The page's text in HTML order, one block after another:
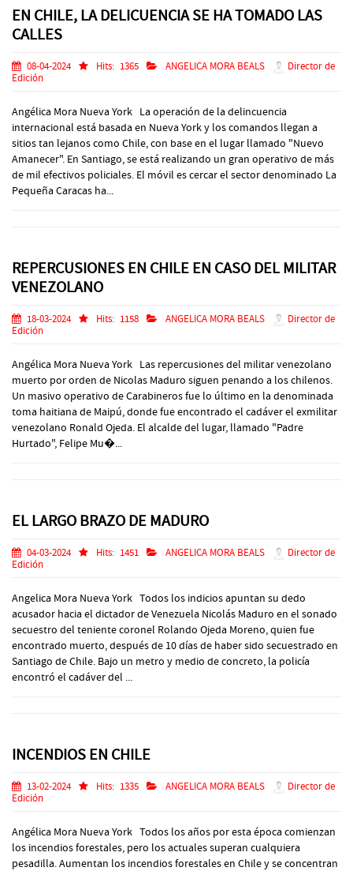
EN CHILE, LA DELICUENCIA SE HA TOMADO LAS
CALLES
08-04-2024 Hits: 1365 ANGELICA MORA BEALS
Director de
Edición
Angélica Mora Nueva York La operación de la delincuencia
internacional está basada en Nueva York y los comandos llegan a
sitios tan lejanos como Chile, con base en el lugar llamado "Nuevo
Amanecer". En Santiago, se está realizando un gran operativo de más
de mil efectivos policiales. El móvil es cercar el sector denominado La
Pequeña Caracas ha...
REPERCUSIONES EN CHILE EN CASO DEL MILITAR
VENEZOLANO
18-03-2024 Hits: 1158 ANGELICA MORA BEALS
Director de
Edición
Angélica Mora Nueva York Las repercusiones del militar venezolano
muerto por orden de Nicolas Maduro siguen penando a los chilenos.
Un masivo operativo de Carabineros fue lo último en la denominada
toma haitiana de Maipú, donde fue encontrado el cadáver el exmilitar
venezolano Ronald Ojeda. El alcalde del lugar, llamado "Padre
Hurtado", Felipe Mu�...
EL LARGO BRAZO DE MADURO
04-03-2024 Hits: 1451 ANGELICA MORA BEALS
Director de
Edición
Angelica Mora Nueva York Todos los indicios apuntan su dedo
acusador hacia el dictador de Venezuela Nicolás Maduro en el sonado
secuestro del teniente coronel Rolando Ojeda Moreno, quien fue
encontrado muerto, después de 10 días de haber sido secuestrado en
Santiago de Chile. Bajo un metro y medio de concreto, la policía
encontró el cadáver del ...
INCENDIOS EN CHILE
13-02-2024 Hits: 1335 ANGELICA MORA BEALS
Director de
Edición
Angélica Mora Nueva York Todos los años por esta época comienzan
los incendios forestales, pero los actuales superan cualquiera
pesadilla. Aumentan los incendios forestales en Chile y se concentran